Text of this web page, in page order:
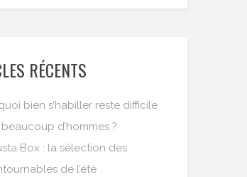
RÉCENTS
bien s’habiller reste difficile
d’hommes ?
Box : la sélection des
de l’été